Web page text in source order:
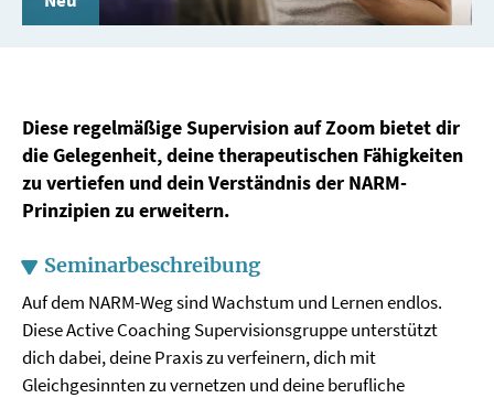
Diese regelmäßige Supervision auf Zoom bietet dir
die Gelegenheit, deine therapeutischen Fähigkeiten
zu vertiefen und dein Verständnis der NARM-
Prinzipien zu erweitern.
Seminarbeschreibung
Auf dem NARM-Weg sind Wachstum und Lernen endlos.
Diese Active Coaching Supervisionsgruppe unterstützt
dich dabei, deine Praxis zu verfeinern, dich mit
Gleichgesinnten zu vernetzen und deine berufliche